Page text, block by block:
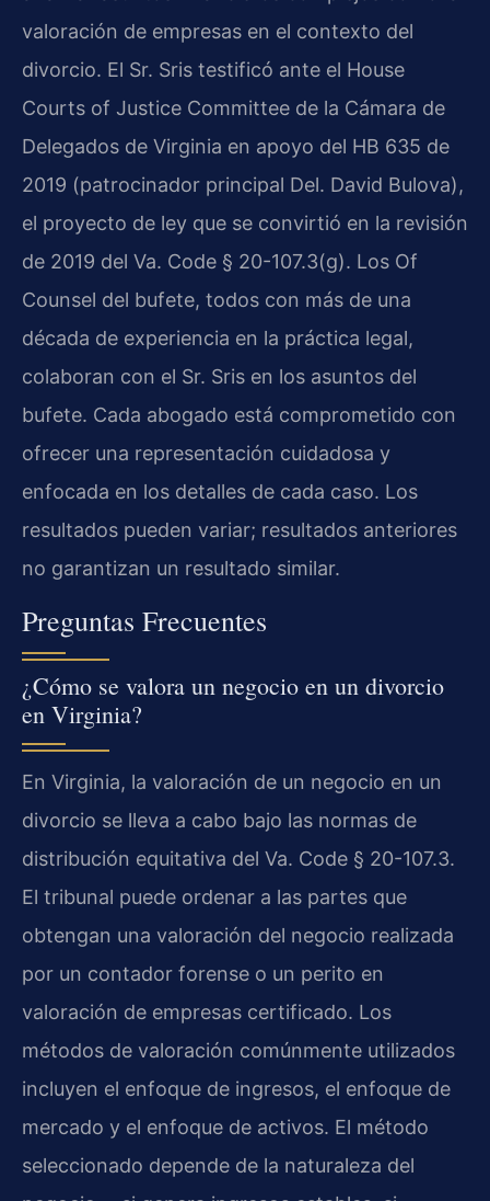
valoración de empresas en el contexto del
divorcio. El Sr. Sris testificó ante el House
Courts of Justice Committee de la Cámara de
Delegados de Virginia en apoyo del HB 635 de
2019 (patrocinador principal Del. David Bulova),
el proyecto de ley que se convirtió en la revisión
de 2019 del Va. Code § 20-107.3(g). Los Of
Counsel del bufete, todos con más de una
década de experiencia en la práctica legal,
colaboran con el Sr. Sris en los asuntos del
bufete. Cada abogado está comprometido con
ofrecer una representación cuidadosa y
enfocada en los detalles de cada caso. Los
resultados pueden variar; resultados anteriores
no garantizan un resultado similar.
Preguntas Frecuentes
¿Cómo se valora un negocio en un divorcio
en Virginia?
En Virginia, la valoración de un negocio en un
divorcio se lleva a cabo bajo las normas de
distribución equitativa del Va. Code § 20-107.3.
El tribunal puede ordenar a las partes que
obtengan una valoración del negocio realizada
por un contador forense o un perito en
valoración de empresas certificado. Los
métodos de valoración comúnmente utilizados
incluyen el enfoque de ingresos, el enfoque de
mercado y el enfoque de activos. El método
seleccionado depende de la naturaleza del